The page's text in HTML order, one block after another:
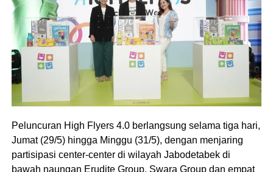
Peluncuran High Flyers 4.0 berlangsung selama tiga hari,
Jumat (29/5) hingga Minggu (31/5), dengan menjaring
partisipasi center-center di wilayah Jabodetabek di
bawah naungan Erudite Group, Swara Group dan empat